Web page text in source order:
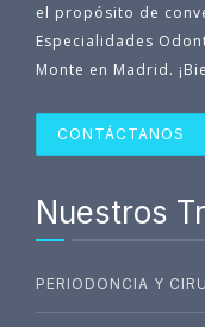
el propósito de
Especialidades
Monte en Madrid.
CONTÁCTANOS
Nuestros
PERIODONCIA Y